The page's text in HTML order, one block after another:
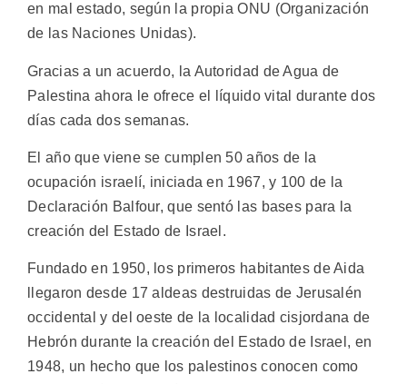
en mal estado, según la propia ONU (Organización
de las Naciones Unidas).
Gracias a un acuerdo, la Autoridad de Agua de
Palestina ahora le ofrece el líquido vital durante dos
días cada dos semanas.
El año que viene se cumplen 50 años de la
ocupación israelí, iniciada en 1967, y 100 de la
Declaración Balfour, que sentó las bases para la
creación del Estado de Israel.
Fundado en 1950, los primeros habitantes de Aida
llegaron desde 17 aldeas destruidas de Jerusalén
occidental y del oeste de la localidad cisjordana de
Hebrón durante la creación del Estado de Israel, en
1948, un hecho que los palestinos conocen como